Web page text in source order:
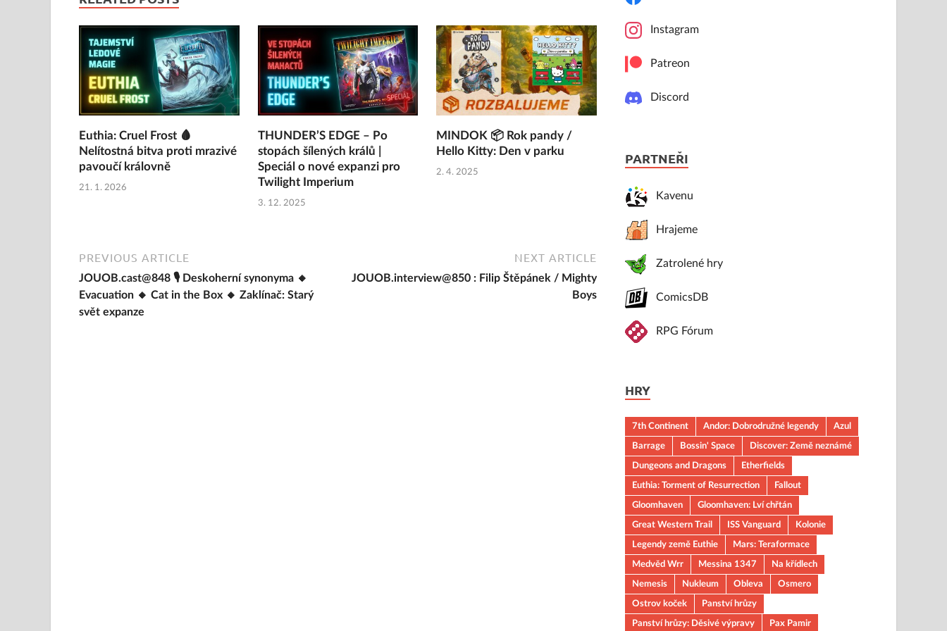
Euthia: Cruel Frost 🩸
Nelítostná bitva proti mrazivé
pavoučí královně
21. 1. 2026
THUNDER’S EDGE – Po
stopách šílených králů |
Speciál o nové expanzi pro
Twilight Imperium
3. 12. 2025
MINDOK 📦 Rok pandy /
Hello Kitty: Den v parku
2. 4. 2025
PREVIOUS ARTICLE
JOUOB.cast@848 🎙 Deskoherní synonyma 🔸
Evacuation 🔸 Cat in the Box 🔸 Zaklínač: Starý
svět expanze
NEXT ARTICLE
JOUOB.interview@850 : Filip Štěpánek / Mighty
Boys
Instagram
Patreon
Discord
PARTNEŘI
Kavenu
Hrajeme
Zatrolené hry
ComicsDB
RPG Fórum
HRY
7th Continent Andor: Dobrodružné legendy
Azul
Barrage
Bossin' Space
Discover: Země neznámé
Dungeons and Dragons
Etherfields
Euthia: Torment of Resurrection
Fallout
Gloomhaven
Gloomhaven: Lví chřtán
Great Western Trail
ISS Vanguard
Kolonie
Legendy země Euthie
Mars: Teraformace
Medvěd Wrr
Messina 1347
Na křídlech
Nemesis
Nukleum Obleva
Osmero
Ostrov koček
Panství hrůzy
Panství hrůzy: Děsivé výpravy
Pax Pamir